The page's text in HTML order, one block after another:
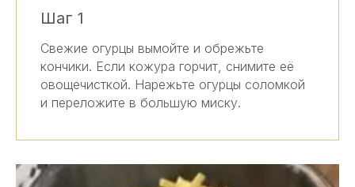
Шаг 1
Свежие огурцы вымойте и обрежьте
кончики. Если кожура горчит, снимите её
овощечисткой. Нарежьте огурцы соломкой
и переложите в большую миску.